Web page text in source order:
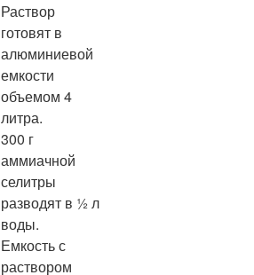
Раствор
готовят в
алюминиевой
емкости
объемом 4
литра.
300 г
аммиачной
селитры
разводят в ½ л
воды.
Емкость с
раствором